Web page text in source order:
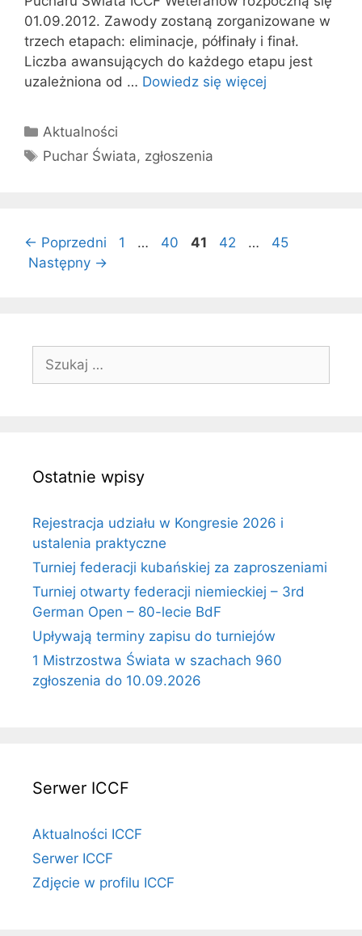
01.09.2012. Zawody zostaną zorganizowane w
trzech etapach: eliminacje, półfinały i finał.
Liczba awansujących do każdego etapu jest
uzależniona od … Dowiedz się więcej
Kategorie
Aktualności
Tagi
Puchar Świata, zgłoszenia
← Poprzedni Strona
1 … Strona
40 Strona
41 Strona
42 … Strona
45
Następny →
Szukaj:
Ostatnie wpisy
Rejestracja udziału w Kongresie 2026 i
ustalenia praktyczne
Turniej federacji kubańskiej za zaproszeniami
Turniej otwarty federacji niemieckiej – 3rd
German Open – 80-lecie BdF
Upływają terminy zapisu do turniejów
1 Mistrzostwa Świata w szachach 960
zgłoszenia do 10.09.2026
Serwer ICCF
Aktualności ICCF
Serwer ICCF
Zdjęcie w profilu ICCF